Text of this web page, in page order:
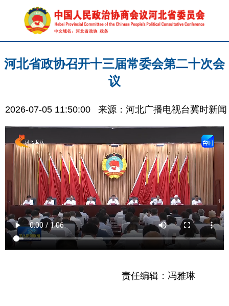
河北省政协召开十三届常委会第二十次会
议
2026-07-05 11:50:00 来源：河北广播电视台冀时新闻
责任编辑：冯雅琳